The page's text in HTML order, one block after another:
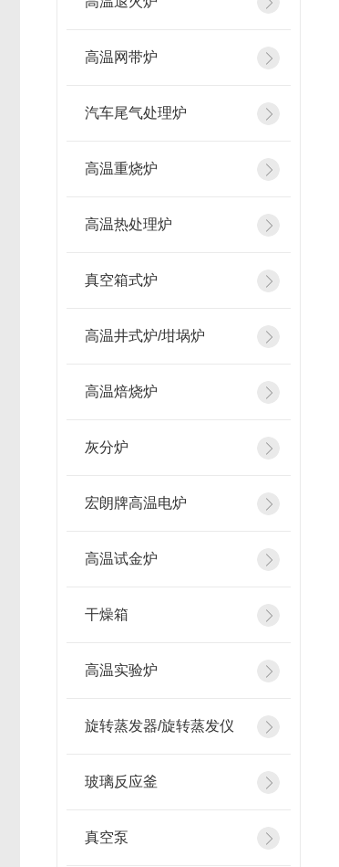
高温网带炉
汽车尾气处理炉
高温重烧炉
高温热处理炉
真空箱式炉
高温井式炉/坩埚炉
高温焙烧炉
灰分炉
宏朗牌高温电炉
高温试金炉
干燥箱
高温实验炉
旋转蒸发器/旋转蒸发仪
玻璃反应釜
真空泵